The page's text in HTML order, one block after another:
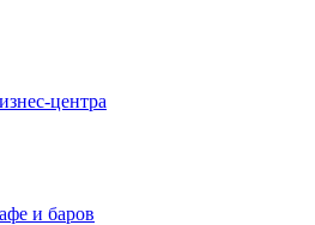
центра
и баров